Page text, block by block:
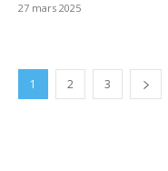
27 mars 2025
1 2 3